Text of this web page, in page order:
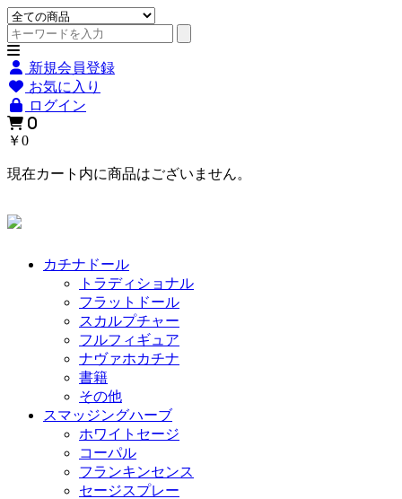
新規会員登録
お気に入り
ログイン
0
￥0
現在カート内に商品はございません。
カチナドール
トラディショナル
フラットドール
スカルプチャー
フルフィギュア
ナヴァホカチナ
書籍
その他
スマッジングハーブ
ホワイトセージ
コーパル
フランキンセンス
セージスプレー